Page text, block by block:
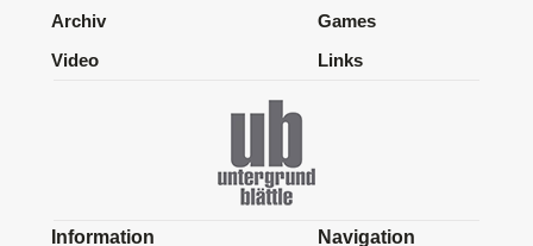
Archiv
Video
Games
Links
Information Navigation